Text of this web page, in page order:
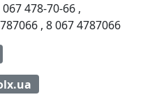
067 478-70-66 ,
, 8 067 4787066